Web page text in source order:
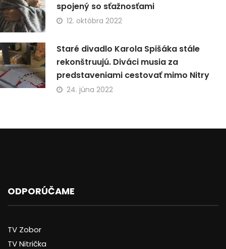
spojený so sťažnosťami
12. októbra 2022
Staré divadlo Karola Spišáka stále
rekonštruujú. Diváci musia za
predstaveniami cestovať mimo Nitry
24. júna 2022
ODPORÚČAME
TV Zobor
TV Nitrička